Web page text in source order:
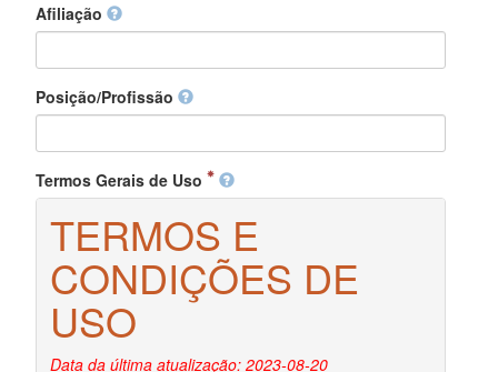
Afiliação
Posição/Profissão
Termos Gerais de Uso
TERMOS E
CONDIÇÕES DE
USO
Data da última atualização: 2023-08-20